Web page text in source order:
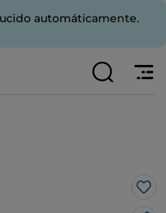
automáticamente.
Me